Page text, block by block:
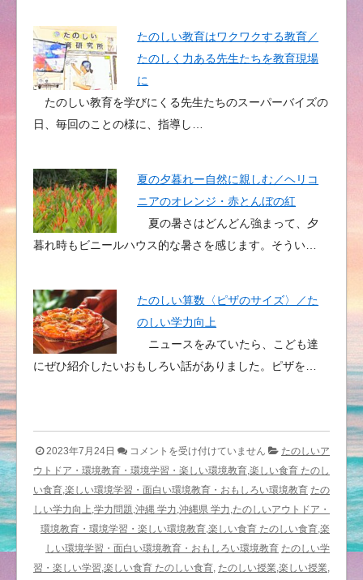
たのしい教育はワクワクする教育／
たのしく力ある先生たちを教育現場
に
たのしい教育を学びにくる先生たちのスーパーバイズの
日、毎回のことの様に、指導し…
夏の夕暮れー自然に親しむ／ヘリコ
ニアのオレンジ・赤とんぼの紅
夏の暑さはどんどん強まって、夕
暮れ時もビニールハウス的な暑さを感じます。そうい…
たのしい算数〈ピザのサイズ〉／た
のしい学力向上
ニュースをみていたら、こども達
にぜひ紹介したいおもしろい話がありました。ピザを…
2023年7月24日
楽
し
い
自
由
研
究
コメントを受け付けていません
たのしいア
ウトドア・環境教育・環境学習・楽しい環境教育,楽しい食育 たのし
い食育,楽しい環境学習・面白い環境教育・おもしろい環境教育 たの
しい学力向上,学力問題,沖縄 学力,沖縄県 学力,たのしいアウトドア・
環境教育・環境学習・楽しい環境教育,楽しい食育 たのしい食育,楽
しい環境学習・面白い環境教育・おもしろい環境教育 たのしい学
習・楽しい学習,楽しい食育 たのしい食育, たのしい授業,楽しい授業,